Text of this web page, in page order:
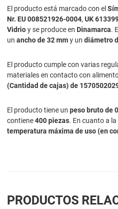
El producto está marcado con el
Nr. EU 008521926-0004, UK
Vidrioy se produce en Dinamarca.
un ancho de 32 mmy un diámetro
El producto cumple con varias
materiales en contacto con
(Cantidad de cajas) de
El producto tiene un peso bruto de
contiene400 piezas. En cuanto a
temperatura máxima de uso (en
PRODUCTOS